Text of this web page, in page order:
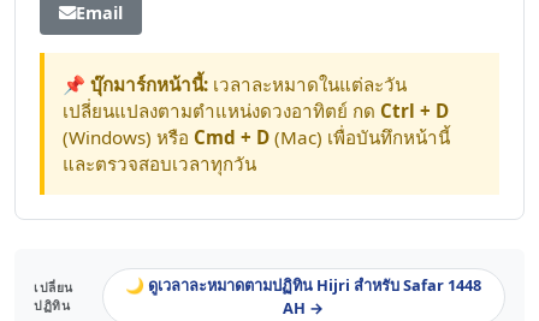
Email
📌 บุ๊กมาร์กหน้านี้: เวลาละหมาดในแต่ละวัน
เปลี่ยนแปลงตามตำแหน่งดวงอาทิตย์ กด Ctrl + D
(Windows) หรือ Cmd + D (Mac) เพื่อบันทึกหน้านี้
และตรวจสอบเวลาทุกวัน
เปลี่ยน
ปฏิทิน
🌙 ดูเวลาละหมาดตามปฏิทิน Hijri สำหรับ Safar 1448
AH →